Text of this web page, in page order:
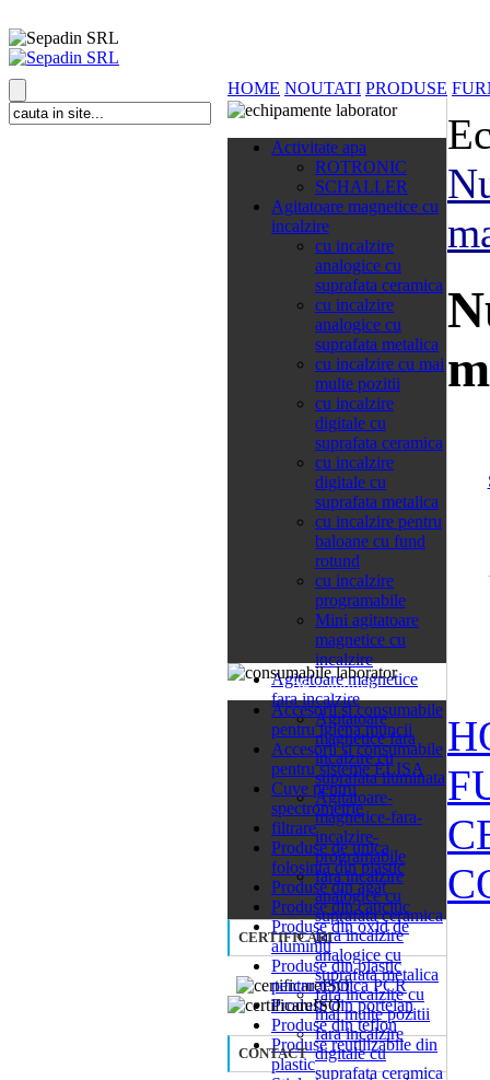
HOME NOUTATI PRODUSE
Activitate apa
ROTRONIC
SCHALLER
Agitatoare magnetice cu
incalzire
cu incalzire
analogice cu
suprafata ceramica
cu incalzire
analogice cu
suprafata metalica
cu incalzire cu mai
multe pozitii
cu incalzire
digitale cu
suprafata ceramica
cu incalzire
digitale cu
suprafata metalica
cu incalzire pentru
baloane cu fund
rotund
cu incalzire
programabile
Mini agitatoare
magnetice cu
incalzire
Agitatoare magnetice
fara incalzire
Agitatoare
magnetice fara
incalzire cu
suprafata iluminata
Agitatoare-
magnetice-fara-
incalzire-
programabile
fara incalzire
analogice cu
suprafata ceramica
fara incalzire
analogice cu
suprafata metalica
fara incalzire cu
mai multe pozitii
fara incalzire
digitale cu
suprafata ceramica
26 categorii
Accesorii si consumabile
pentru igiena muncii
Accesorii si consumabile
pentru sisteme ELISA
Cuve pentru
spectrometrie
filtrare
Produse de unica
folosinta din plastic
Produse din agat
Produse din cauciuc
Produse din oxid de
aluminiu
Produse din plastic
pentru tehnica PCR
Produse din portelan
Produse din teflon
Produse reutilizabile din
plastic
CERTIFICARI
CONTACT